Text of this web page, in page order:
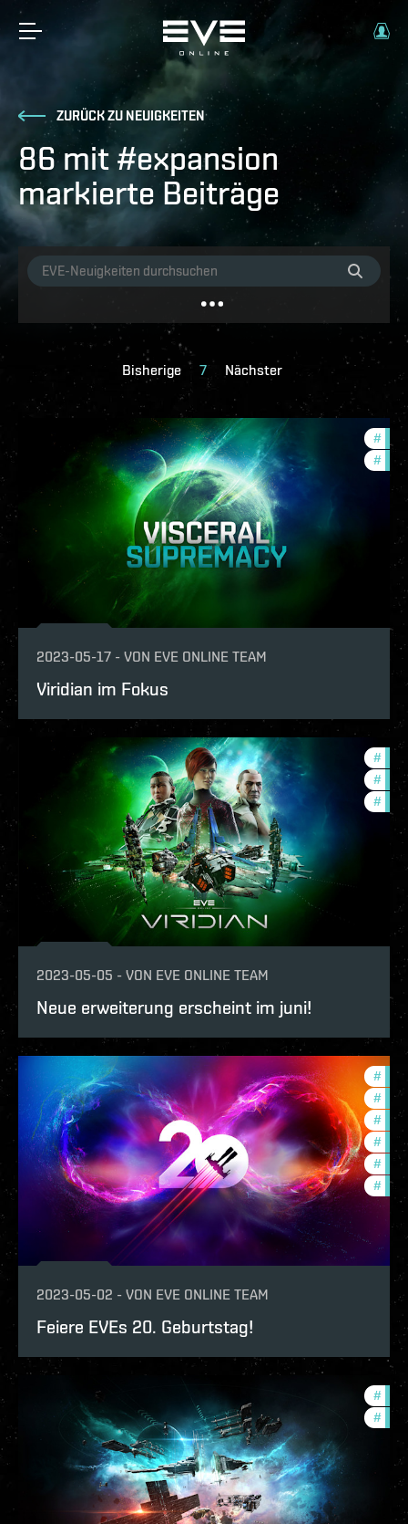
ZURÜCK ZU NEUIGKEITEN
86 mit #expansion
markierte Beiträge
Bisherige 7 Nächster
#
#
2023-05-17 - VON EVE ONLINE TEAM
Viridian im Fokus
#
#
#
2023-05-05 - VON EVE ONLINE TEAM
Neue erweiterung erscheint im juni!
#
# in-
#
#
#
#
2023-05-02 - VON EVE ONLINE TEAM
Feiere EVEs 20. Geburtstag!
#
# in-